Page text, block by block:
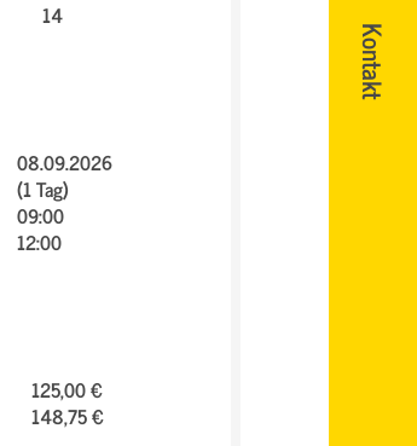
Kontakt
14
08.09.2026
(1 Tag)
09:00
12:00
125,00 €
148,75 €